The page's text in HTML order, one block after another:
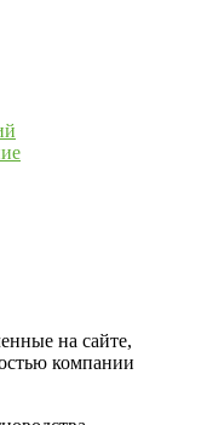
на сайте,
компании